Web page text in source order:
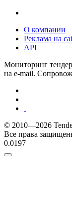
О компании
Реклама на
API
Мониторинг
на e-mail.
© 2010—2026
Все права
0.0197